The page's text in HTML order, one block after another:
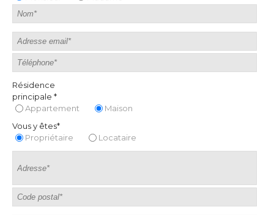
Résidence
principale *
Appartement
Maison
Vous y êtes*
Propriétaire
Locataire